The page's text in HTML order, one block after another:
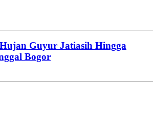
Guyur Jatiasih Hingga
Bogor